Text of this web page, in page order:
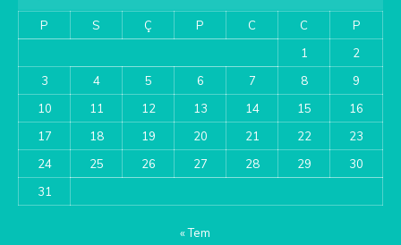
P S Ç P C C
P
1
2
3
4 5 6 7 8
9
10
11 12 13 14 15
16
17
18 19 20 21 22
23
24
25 26 27 28 29
30
31
« Tem